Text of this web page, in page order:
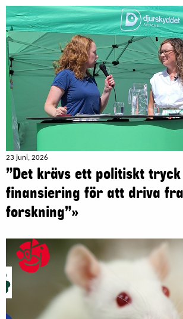
23 juni, 2026
”Det krävs ett politiskt tryck
finansiering för att driva
forskning”»